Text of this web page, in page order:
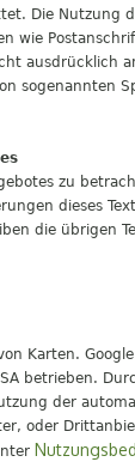
Die Nutzung
wie
ausdrücklich
sogenannten
zu
dieses
die übrigen
Karten.
betrieben.
der
oder